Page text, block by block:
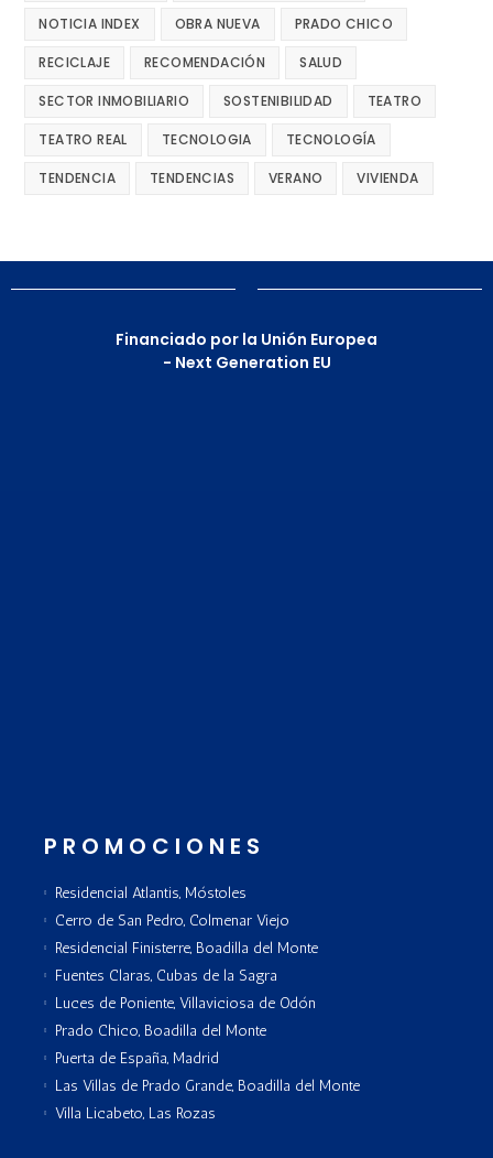
NOTICIA INDEX OBRA NUEVA PRADO CHICO
RECICLAJE RECOMENDACIÓN SALUD
SECTOR INMOBILIARIO SOSTENIBILIDAD TEATRO
TEATRO REAL TECNOLOGIA TECNOLOGÍA
TENDENCIA TENDENCIAS VERANO VIVIENDA
Financiado por la Unión Europea
- Next Generation EU
PROMOCIONES
Residencial Atlantis, Móstoles
Cerro de San Pedro, Colmenar Viejo
Residencial Finisterre, Boadilla del Monte
Fuentes Claras, Cubas de la Sagra
Luces de Poniente, Villaviciosa de Odón
Prado Chico, Boadilla del Monte
Puerta de España, Madrid
Las Villas de Prado Grande, Boadilla del Monte
Villa Licabeto, Las Rozas